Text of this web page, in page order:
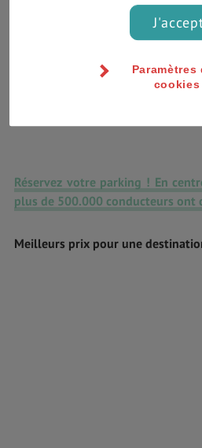
Réservez votre parking ! En
plus de 500.000 conducteurs ont
Meilleurs prix pour une
Paramètres
cookies